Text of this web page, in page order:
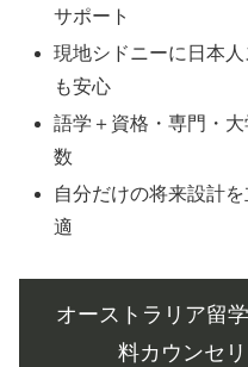
サポート
現地シドニーに日本
も安心
語学＋資格・専門・
数
自分だけの将来設計
適
オーストラリア留
料カウンセ